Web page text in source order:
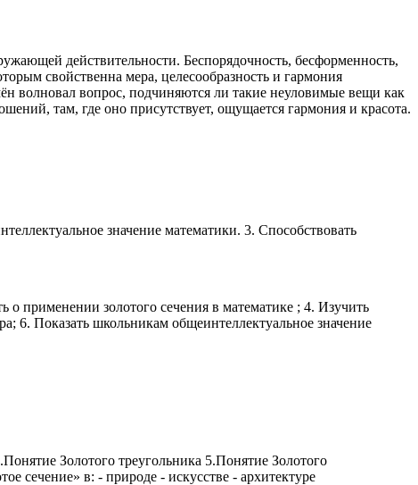
действительности. Беспорядочность, бесформенность,
свойственна мера, целесообразность и гармония
волновал вопрос, подчиняются ли такие неуловимые вещи как
там, где оно присутствует, ощущается гармония и красота.
значение математики. 3. Способствовать
о применении золотого сечения в математике ; 4. Изучить
6. Показать школьникам общеинтеллектуальное значение
Золотого треугольника 5.Понятие Золотого
сечение» в: - природе - искусстве - архитектуре